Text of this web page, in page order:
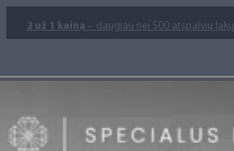
2 už 1 kainą – daugiau nei 500 atspalvių lakų